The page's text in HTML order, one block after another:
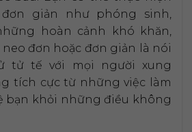
giản như phóng sinh,
hoàn cảnh khó khăn,
đơn hoặc đơn giản là nói
tử tế với mọi người xung
tích cực từ những việc làm
bạn khỏi những điều không